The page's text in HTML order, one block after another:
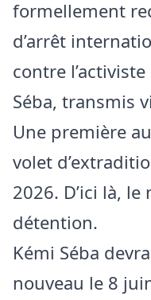
formellement
d’arrêt
contre
Séba, transmis
Une première
volet
2026. D’ici là,
détention.
Kémi Séba
nouveau le 8